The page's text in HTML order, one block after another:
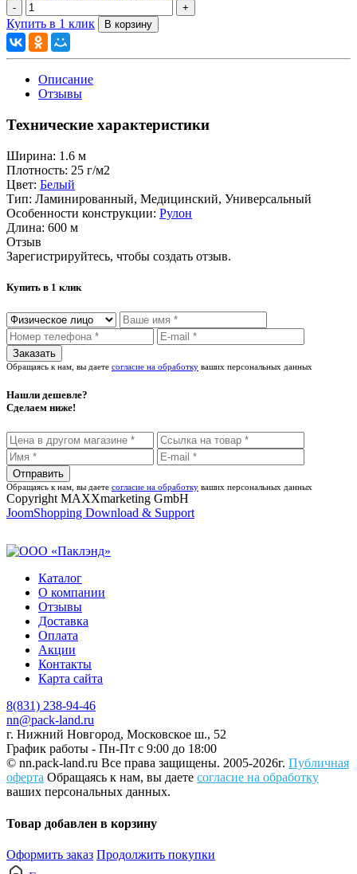
Купить в 1 клик
Описание
Отзывы
Технические характеристики
Ширина: 1.6 м
Плотность: 25 г/м2
Цвет: Белый
Тип: Ламинированный, Медицинский, Универсальный
Особенности конструкции: Рулон
Длина: 600 м
Отзыв
Зарегистрируйтесь, чтобы создать отзыв.
Купить в 1 клик
Обращаясь к нам, вы даете согласие на обработку ваших персональных данных
Нашли дешевле?
Сделаем ниже!
Обращаясь к нам, вы даете согласие на обработку ваших персональных данных
Copyright MAXXmarketing GmbH
JoomShopping Download & Support
Каталог
О компании
Отзывы
Доставка
Оплата
Акции
Контакты
Карта сайта
8(831) 238-94-46
nn@pack-land.ru
г. Нижний Новгород, Московское ш., 52
График работы - Пн-Пт с 9:00 до 18:00
© nn.pack-land.ru Все права защищены. 2005-2026г. Публичная
оферта Обращаясь к нам, вы даете согласие на обработку
ваших персональных данных.
Товар добавлен в корзину
Оформить заказ Продолжить покупки